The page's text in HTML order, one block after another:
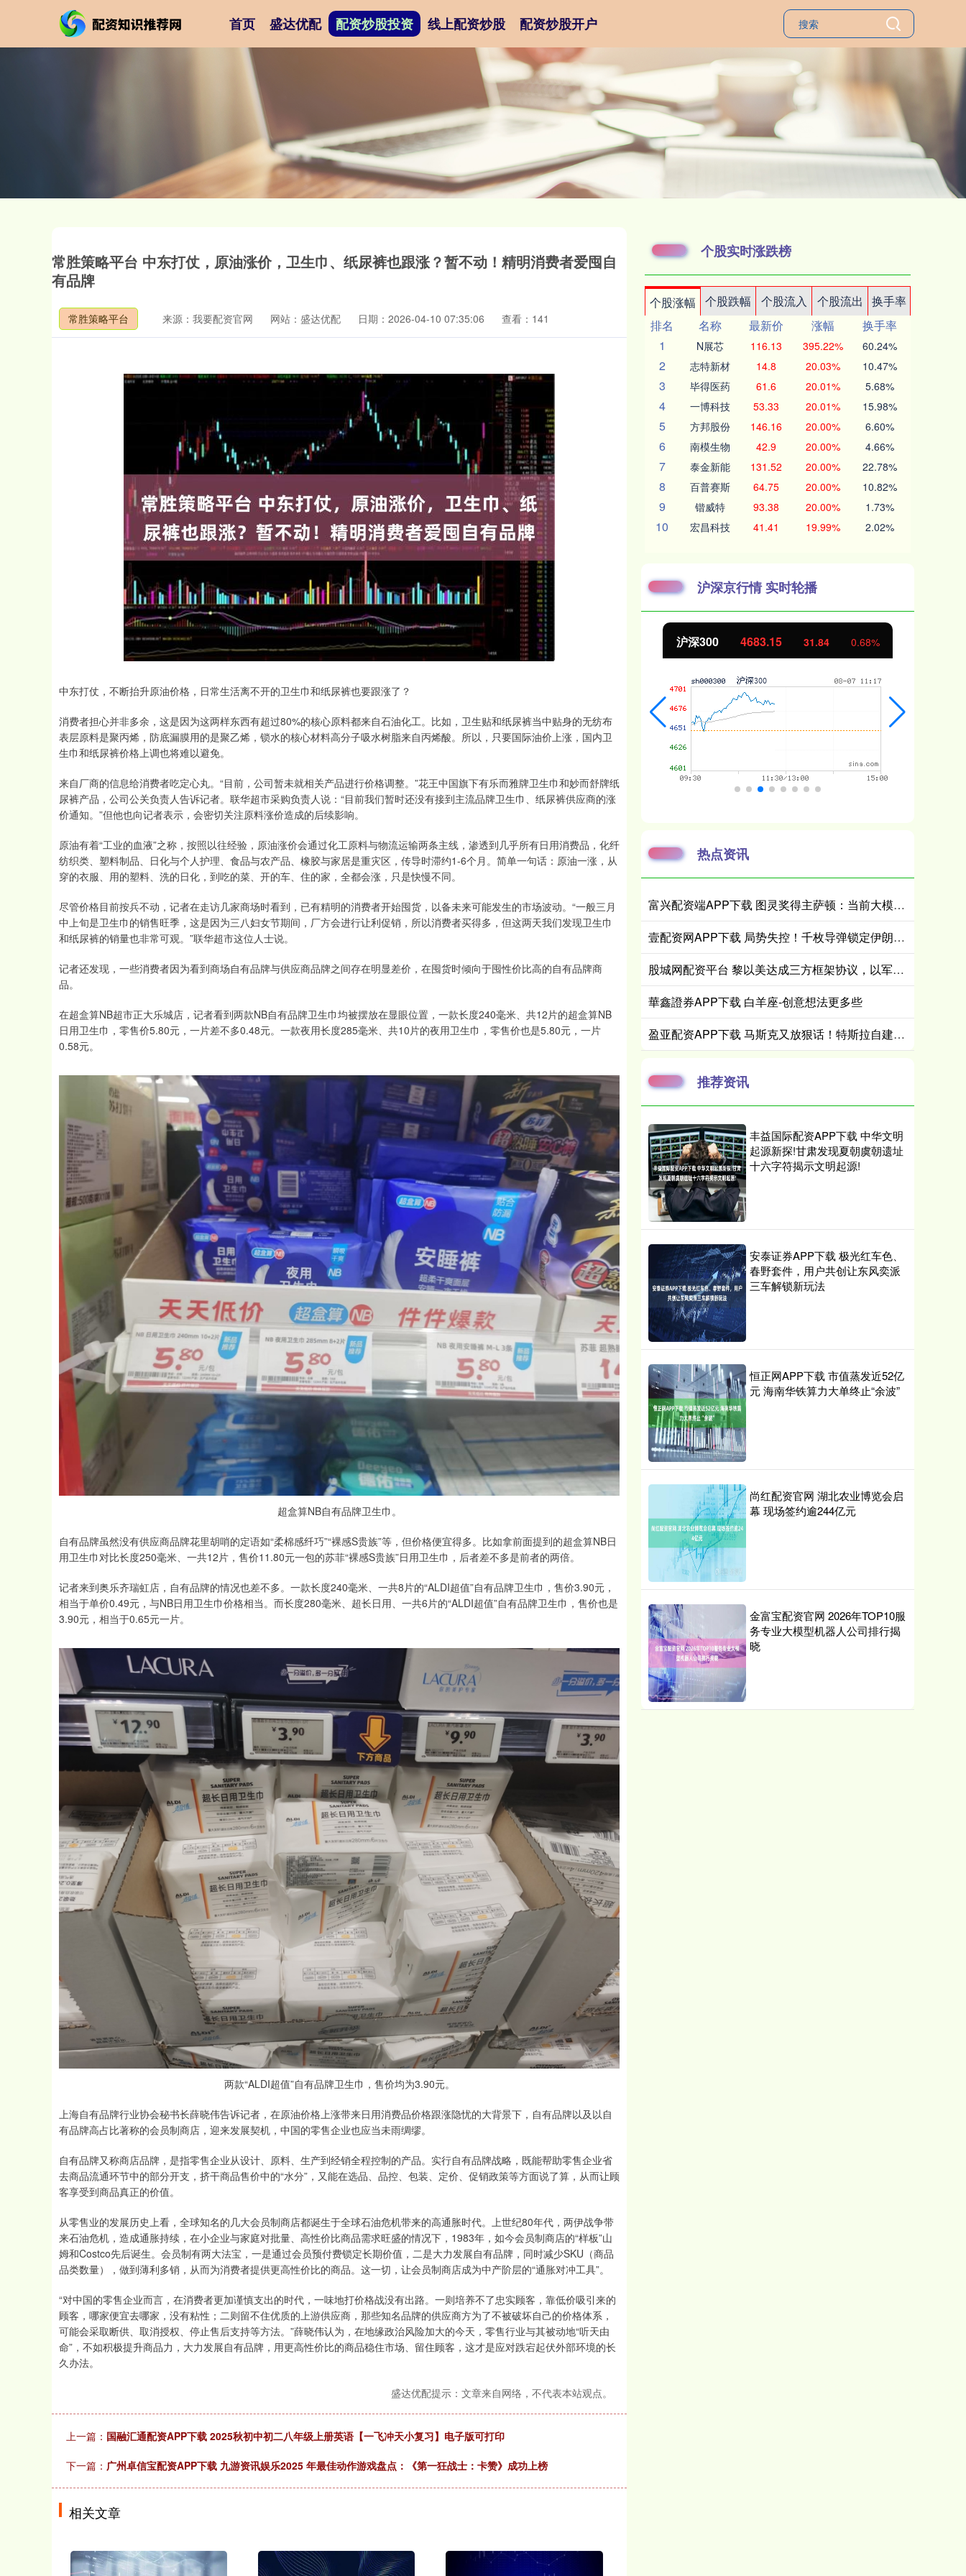
首页 盛达优配 配资炒股投资 线上配资炒股 配资炒股开户
常胜策略平台 中东打仗，原油涨价，卫生巾、纸尿裤也跟涨？暂不动！精明消费者爱囤自
有品牌
常胜策略平台 来源：我要配资官网 网站：盛达优配 日期：2026-04-10 07:35:06 查看：141
中东打仗，不断抬升原油价格，日常生活离不开的卫生巾和纸尿裤也要跟涨了？
消费者担心并非多余，这是因为这两样东西有超过80%的核心原料都来自石油化工。比如，卫生贴和纸尿裤当中贴身的无纺布
表层原料是聚丙烯，防底漏膜用的是聚乙烯，锁水的核心材料高分子吸水树脂来自丙烯酸。所以，只要国际油价上涨，国内卫
生巾和纸尿裤价格上调也将难以避免。
来自厂商的信息给消费者吃定心丸。“目前，公司暂未就相关产品进行价格调整。”花王中国旗下有乐而雅牌卫生巾和妙而舒牌纸
尿裤产品，公司公关负责人告诉记者。联华超市采购负责人说：“目前我们暂时还没有接到主流品牌卫生巾、纸尿裤供应商的涨
价通知。”但他也向记者表示，会密切关注原料涨价造成的后续影响。
原油有着“工业的血液”之称，按照以往经验，原油涨价会通过化工原料与物流运输两条主线，渗透到几乎所有日用消费品，化纤
纺织类、塑料制品、日化与个人护理、食品与农产品、橡胶与家居是重灾区，传导时滞约1-6个月。简单一句话：原油一涨，从
穿的衣服、用的塑料、洗的日化，到吃的菜、开的车、住的家，全都会涨，只是快慢不同。
尽管价格目前按兵不动，记者在走访几家商场时看到，已有精明的消费者开始囤货，以备未来可能发生的市场波动。“一般三月
中上旬是卫生巾的销售旺季，这是因为三八妇女节期间，厂方会进行让利促销，所以消费者买得多，但这两天我们发现卫生巾
和纸尿裤的销量也非常可观。”联华超市这位人士说。
记者还发现，一些消费者因为看到商场自有品牌与供应商品牌之间存在明显差价，在囤货时倾向于囤性价比高的自有品牌商
品。
在超盒算NB超市正大乐城店，记者看到两款NB自有品牌卫生巾均被摆放在显眼位置，一款长度240毫米、共12片的超盒算NB
日用卫生巾，零售价5.80元，一片差不多0.48元。一款夜用长度285毫米、共10片的夜用卫生巾，零售价也是5.80元，一片
0.58元。
超盒算NB自有品牌卫生巾。
自有品牌虽然没有供应商品牌花里胡哨的定语如“柔棉感纤巧”“裸感S贵族”等，但价格便宜得多。比如拿前面提到的超盒算NB日
用卫生巾对比长度250毫米、一共12片，售价11.80元一包的苏菲“裸感S贵族”日用卫生巾，后者差不多是前者的两倍。
记者来到奥乐齐瑞虹店，自有品牌的情况也差不多。一款长度240毫米、一共8片的“ALDI超值”自有品牌卫生巾，售价3.90元，
相当于单价0.49元，与NB日用卫生巾价格相当。而长度280毫米、超长日用、一共6片的“ALDI超值”自有品牌卫生巾，售价也是
3.90元，相当于0.65元一片。
两款“ALDI超值”自有品牌卫生巾，售价均为3.90元。
上海自有品牌行业协会秘书长薛晓伟告诉记者，在原油价格上涨带来日用消费品价格跟涨隐忧的大背景下，自有品牌以及以自
有品牌高占比著称的会员制商店，迎来发展契机，中国的零售企业也应当未雨绸缪。
自有品牌又称商店品牌，是指零售企业从设计、原料、生产到经销全程控制的产品。实行自有品牌战略，既能帮助零售企业省
去商品流通环节中的部分开支，挤干商品售价中的“水分”，又能在选品、品控、包装、定价、促销政策等方面说了算，从而让顾
客享受到商品真正的价值。
从零售业的发展历史上看，全球知名的几大会员制商店都诞生于全球石油危机带来的高通胀时代。上世纪80年代，两伊战争带
来石油危机，造成通胀持续，在小企业与家庭对批量、高性价比商品需求旺盛的情况下，1983年，如今会员制商店的“样板”山
姆和Costco先后诞生。会员制有两大法宝，一是通过会员预付费锁定长期价值，二是大力发展自有品牌，同时减少SKU（商品
品类数量），做到薄利多销，从而为消费者提供更高性价比的商品。这一切，让会员制商店成为中产阶层的“通胀对冲工具”。
“对中国的零售企业而言，在消费者更加谨慎支出的时代，一味地打价格战没有出路。一则培养不了忠实顾客，靠低价吸引来的
顾客，哪家便宜去哪家，没有粘性；二则留不住优质的上游供应商，那些知名品牌的供应商方为了不被破坏自己的价格体系，
可能会采取断供、取消授权、停止售后支持等方法。”薛晓伟认为，在地缘政治风险加大的今天，零售行业与其被动地“听天由
命”，不如积极提升商品力，大力发展自有品牌，用更高性价比的商品稳住市场、留住顾客，这才是应对跌宕起伏外部环境的长
久办法。
盛达优配提示：文章来自网络，不代表本站观点。
上一篇： 国融汇通配资APP下载 2025秋初中初二八年级上册英语【一飞冲天小复习】电子版可打印
下一篇： 广州卓信宝配资APP下载 九游资讯娱乐2025 年最佳动作游戏盘点：《第一狂战士：卡赞》成功上榜
相关文章
个股实时涨跌榜
个股涨幅 个股跌幅 个股流入 个股流出
换手率
排名
名称 最新价 涨幅
换手率
1
N展芯 116.13 395.22% 60.24%
2 志特新材 14.8 20.03% 10.47%
3 毕得医药 61.6 20.01% 5.68%
4 一博科技 53.33 20.01% 15.98%
5 方邦股份 146.16 20.00% 6.60%
6 南模生物 42.9 20.00% 4.66%
7 泰金新能 131.52 20.00% 22.78%
8 百普赛斯 64.75 20.00% 10.82%
9 锴威特 93.38 20.00% 1.73%
10 宏昌科技 41.41 19.99% 2.02%
沪深京行情 实时轮播
深证成指 14247.91 0.98% 沪深300 4683.15 31.84 北证50 1126.67 3.80 0.34%
热点资讯
富兴配资端APP下载 图灵奖得主萨顿：当前大模型不具备真实体验，到2040年有五成概率洞悉心智
壹配资网APP下载 局势失控！千枚导弹锁定伊朗全境 特朗普放狠话：必杀报复来袭
股城网配资平台 黎以美达成三方框架协议，以军将撤出两个区域
華鑫證券APP下载 白羊座-创意想法更多些
盈亚配资APP下载 马斯克又放狠话！特斯拉自建“芯片超级工厂”，7天后开干！ 财联社3月
推荐资讯
丰益国际配资APP下载 中华文明
起源新探!甘肃发现夏朝虞朝遗址
十六字符揭示文明起源!
安泰证券APP下载 极光红车色、
春野套件，用户共创让东风奕派
三车解锁新玩法
恒正网APP下载 市值蒸发近52亿
元 海南华铁算力大单终止“余波”
尚红配资官网 湖北农业博览会启
幕 现场签约逾244亿元
金富宝配资官网 2026年TOP10服
务专业大模型机器人公司排行揭
晓